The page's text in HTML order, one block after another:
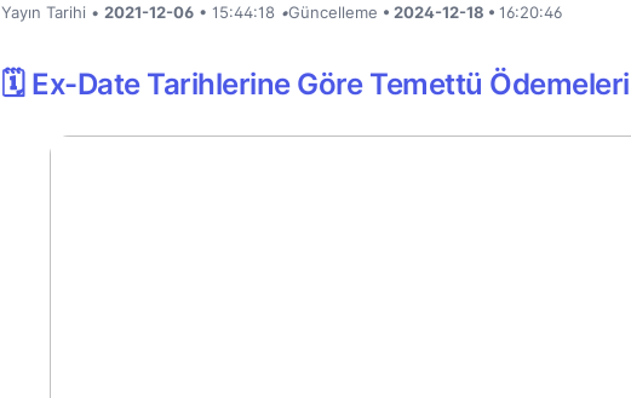
Yayın Tarihi • 2021-12-06 • 15:44:18 •Güncelleme • 2024-12-18 • 16:20:46
🗓 Ex-Date Tarihlerine Göre Temettü